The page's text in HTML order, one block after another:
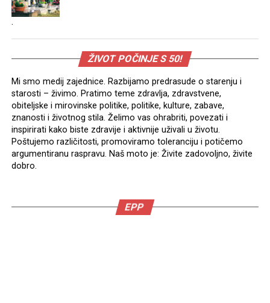
.
ŽIVOT POČINJE S 50!
Mi smo medij zajednice. Razbijamo predrasude o starenju i
starosti – živimo. Pratimo teme zdravlja, zdravstvene,
obiteljske i mirovinske politike, politike, kulture, zabave,
znanosti i životnog stila. Želimo vas ohrabriti, povezati i
inspirirati kako biste zdravije i aktivnije uživali u životu.
Poštujemo različitosti, promoviramo toleranciju i potičemo
argumentiranu raspravu. Naš moto je: Živite zadovoljno, živite
dobro.
EPP